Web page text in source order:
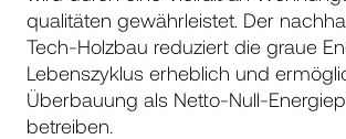
qualitäten gewährleistet. Der
Tech-Holzbau reduziert die graue
Lebenszyklus erheblich und
Überbauung als Netto-Null-
betreiben.